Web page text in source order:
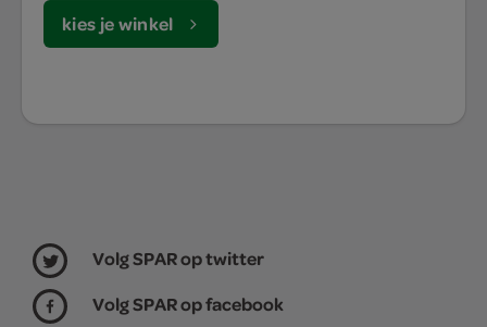
kies je winkel
Volg SPAR op twitter
Volg SPAR op facebook